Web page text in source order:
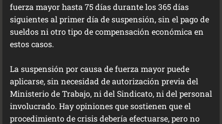
fuerza mayor hasta 75 días durante los 365 días
siguientes al primer día de suspensión, sin el pago de
sueldos ni otro tipo de compensación económica en
estos casos.
La suspensión por causa de fuerza mayor puede
aplicarse, sin necesidad de autorización previa del
Ministerio de Trabajo, ni del Sindicato, ni del personal
involucrado. Hay opiniones que sostienen que el
procedimiento de crisis debería efectuarse, pero no